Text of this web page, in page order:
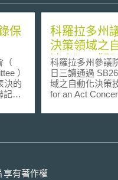
保
（
）
決的
記錄
，希
程
科羅拉多州
決策領域之
法案》，擬
消費者保護
科羅拉多州參議
日三讀通過
域之自動化決策
for an Act
Technology in
享有著作權